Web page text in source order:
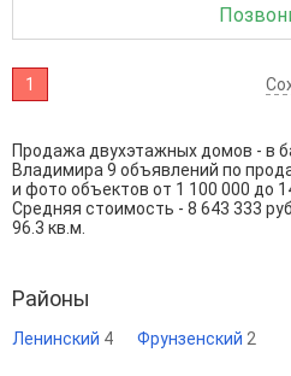
1
Продажа двухэтажных домов - в
Владимира 9 объявлений по
и фото объектов от 1 100 000 до
Средняя стоимость - 8 643 333
96.3 кв.м.
Районы
Ленинский 4 Фрунзенский 2